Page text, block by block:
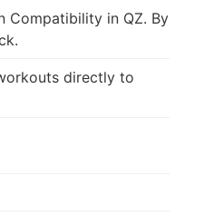
Compatibility in QZ. By
directly to